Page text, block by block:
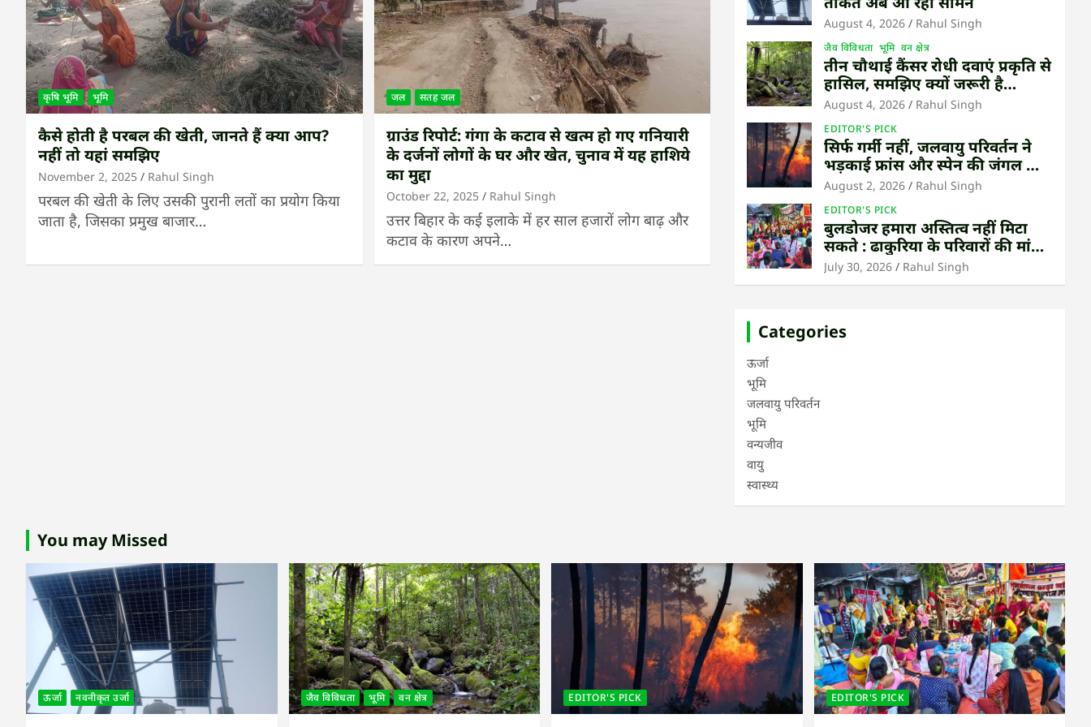
कृषि भूमि भूमि
कैसे होती है परबल की खेती, जानते हैं क्या आप?
नहीं तो यहां समझिए
November 2, 2025 Rahul Singh
परबल की खेती के लिए उसकी पुरानी लतों का प्रयोग किया
जाता है, जिसका प्रमुख बाजार…
जल सतह जल
ग्राउंड रिपोर्ट: गंगा के कटाव से खत्म हो गए गनियारी
के दर्जनों लोगों के घर और खेत, चुनाव में यह हाशिये
का मुद्दा
October 22, 2025 Rahul Singh
उत्तर बिहार के कई इलाके में हर साल हजारों लोग बाढ़ और
कटाव के कारण अपने…
August 4, 2026 Rahul Singh
जैव विविधता भूमि वन क्षेत्र
तीन चौथाई कैंसर रोधी दवाएं प्रकृति से
हासिल, समझिए क्यों जरूरी है
उष्णकटिबंधीय जंगल बचाना
August 4, 2026 Rahul Singh
EDITOR'S PICK
सिर्फ गर्मी नहीं, जलवायु परिवर्तन ने
भड़काई फ्रांस और स्पेन की जंगल की
आग
August 2, 2026 Rahul Singh
EDITOR'S PICK
बुलडोजर हमारा अस्तित्व नहीं मिटा
सकते : ढाकुरिया के परिवारों की मांग
– पुनर्वास हो, बेदखली नहीं
July 30, 2026 Rahul Singh
Categories
ऊर्जा
भूमि
जलवायु परिवर्तन
भूमि
वन्यजीव
वायु
स्वास्थ्य
You may Missed
ऊर्जा नवनीकृत उर्जा जैव विविधता भूमि वन क्षेत्र EDITOR'S PICK EDITOR'S PICK